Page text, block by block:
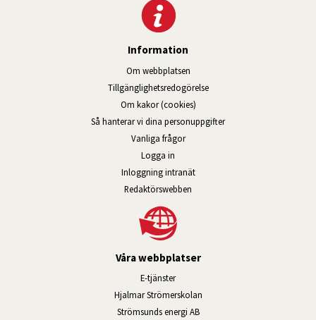
Information
Om webbplatsen
Tillgänglig­hets­redo­görelse
Om kakor (cookies)
Så hanterar vi dina personuppgifter
Vanliga frågor
Logga in
Inloggning intranätÖppnas i nytt fönster.
Redaktörswebben
Våra webbplatser
E-tjänsterLänk till annan webbplats, öppnas i
Hjalmar StrömerskolanLänk till annan webbplats,
Strömsunds energi ABLänk till annan webbplats,